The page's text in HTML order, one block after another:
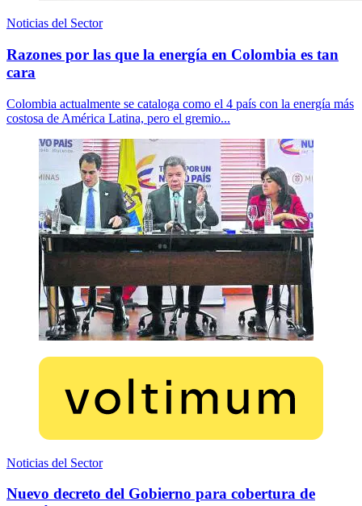
Noticias del Sector
Razones por las que la energía en Colombia es tan
cara
Colombia actualmente se cataloga como el 4 país con la energía más
costosa de América Latina, pero el gremio...
Noticias del Sector
Nuevo decreto del Gobierno para cobertura de